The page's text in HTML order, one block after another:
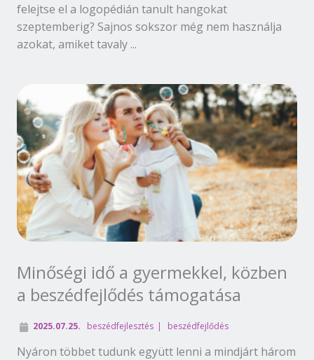
felejtse el a logopédián tanult hangokat
szeptemberig? Sajnos sokszor még nem használja
azokat, amiket tavaly ...
Minőségi idő a gyermekkel, közben
a beszédfejlődés támogatása
2025.07.25. beszédfejlesztés beszédfejlődés
Nyáron többet tudunk együtt lenni a mindjárt három